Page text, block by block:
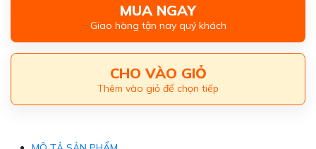
MUA NGAY
Giao hàng tận nay quý khách
CHO VÀO GIỎ
Thêm vào giỏ để chọn tiếp